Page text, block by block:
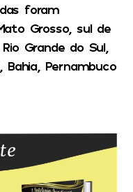
foram
Grosso, sul de
Grande do Sul,
Bahia, Pernambuco